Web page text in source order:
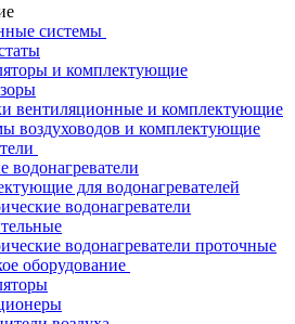
системы
и комплектующие
вентиляционные и комплектующие
воздуховодов и комплектующие
водонагреватели
для водонагревателей
водонагреватели
водонагреватели проточные
оборудование